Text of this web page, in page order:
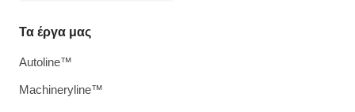
Τα έργα μας
Autoline™
Machineryline™